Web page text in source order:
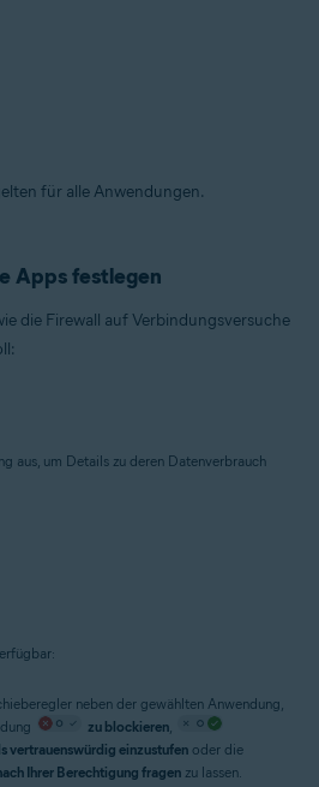
für alle Anwendungen.
Apps festlegen
die Firewall auf Verbindungsversuche
aus, um Details zu deren Datenverbrauch
neben der gewählten Anwendung,
zu blockieren,
vertrauenswürdig einzustufenoder die
Ihrer Berechtigung fragen zu lassen.